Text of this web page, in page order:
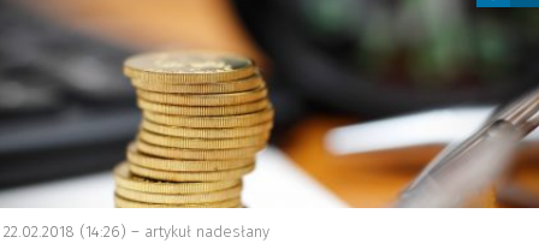
22.02.2018 (14:26) – artykuł nadesłany